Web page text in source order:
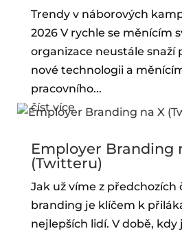
Trendy v náborových
2026 V rychle se měnícím
organizace neustále snaží
nové technologii a
pracovního...
číst více
Employer Branding
(Twitteru)
Jak už víme z předchozích
branding je klíčem k
nejlepších lidí. V době, kdy